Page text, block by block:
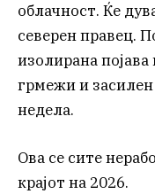
облачност. Ќе
северен правец.
изолирана
грмежи и засилен
недела.
Ова се сите
крајот на 2026.